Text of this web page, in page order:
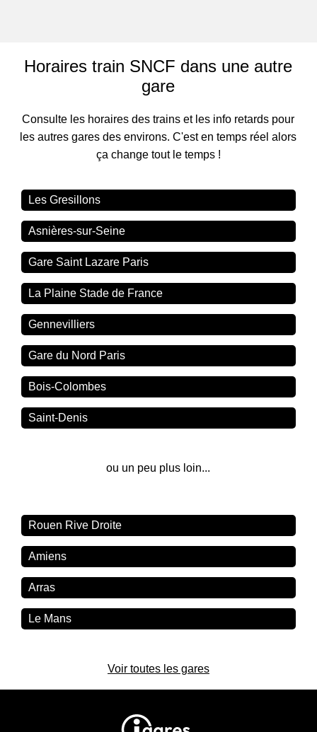
Horaires train SNCF dans une autre
gare
Consulte les horaires des trains et les info retards pour
les autres gares des environs. C'est en temps réel alors
ça change tout le temps !
Les Gresillons
Asnières-sur-Seine
Gare Saint Lazare Paris
La Plaine Stade de France
Gennevilliers
Gare du Nord Paris
Bois-Colombes
Saint-Denis
ou un peu plus loin...
Rouen Rive Droite
Amiens
Arras
Le Mans
Voir toutes les gares